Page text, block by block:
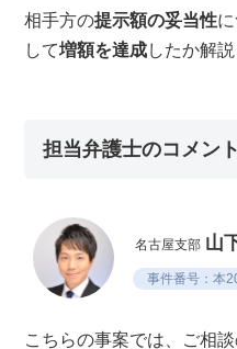
相手方の提示額の妥当性
して増額を達成したか解
担当弁護士のコメント
名古屋支部 山
事件番号：本
こちらの事案では、ご相